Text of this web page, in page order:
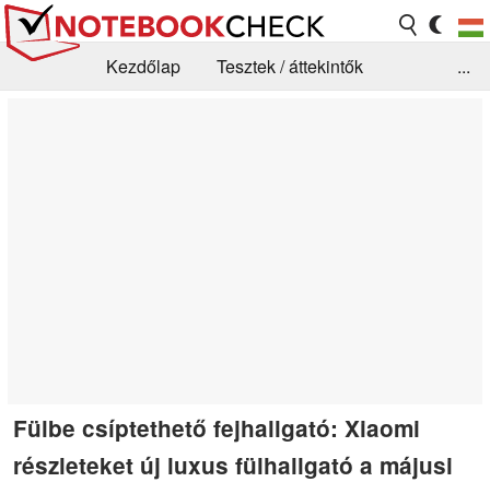
Kezdőlap
Tesztek / áttekintők
...
Fülbe csíptethető fejhallgató: Xiaomi
részleteket új luxus fülhallgató a májusi